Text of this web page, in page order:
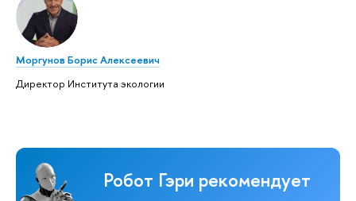
Моргунов Борис Алексеевич
Директор Института экологии
Робот Гэри рекомендует